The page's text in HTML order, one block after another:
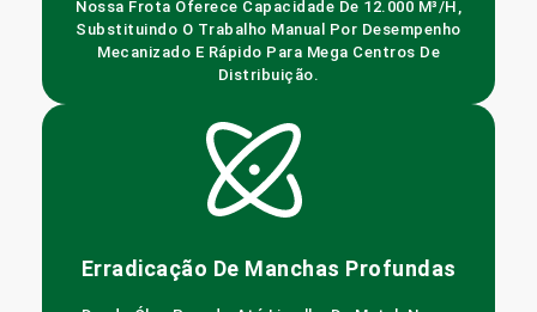
Nossa Frota Oferece Capacidade De 12.000 M³/h,
Substituindo O Trabalho Manual Por Desempenho
Mecanizado E Rápido Para Mega Centros De
Distribuição.
Erradicação De Manchas Profundas